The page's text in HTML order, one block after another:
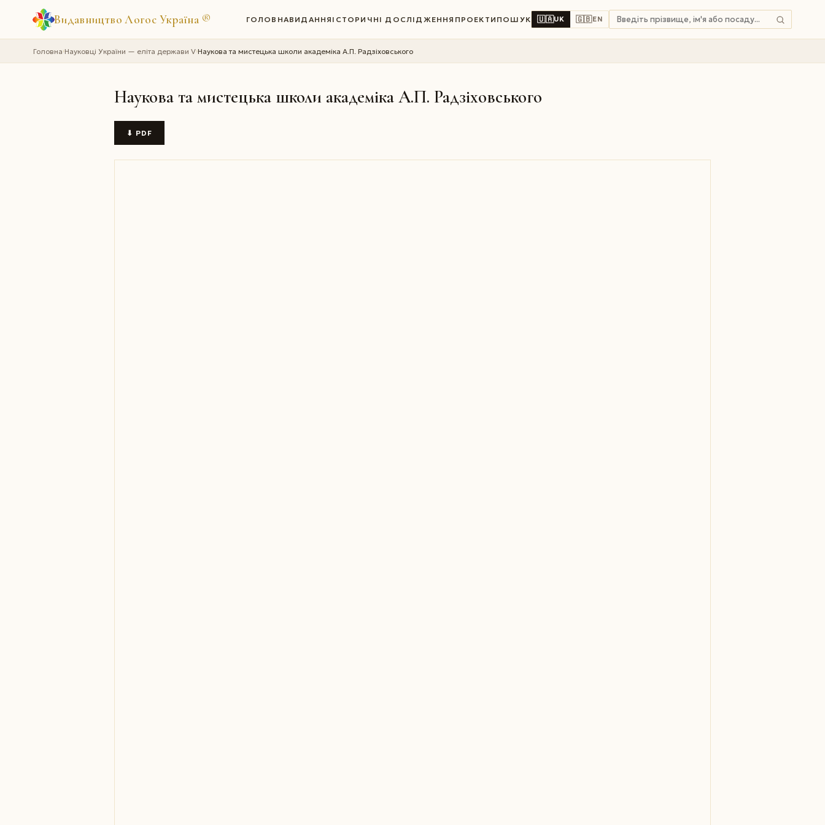
Видавництво Логос Україна ® ГОЛОВНАВИДАННЯ ІСТОРИЧНІ ДОСЛІДЖЕННЯ ПРОЕКТИ ПОШУК 🇺🇦UK 🇬🇧EN
Головна›Науковці України — еліта держави V›Наукова та мистецька школи академіка А.П. Радзіховського
Наукова та мистецька школи академіка А.П. Радзіховського
⬇ PDF